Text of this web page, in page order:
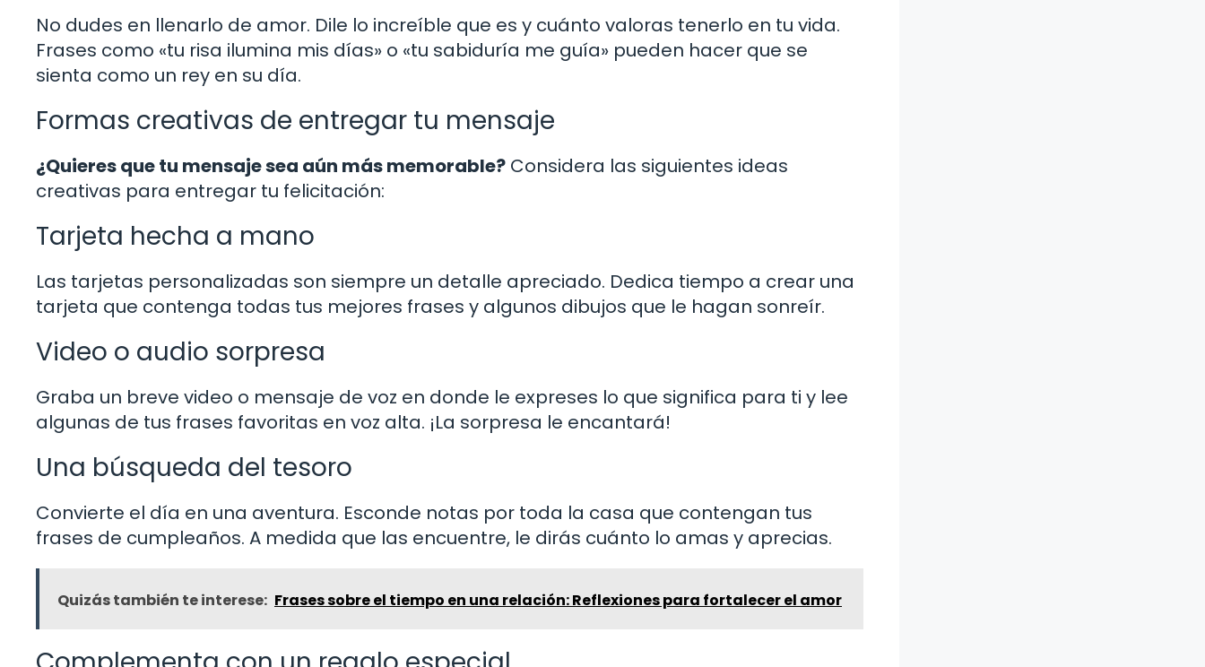
No dudes en llenarlo de amor. Dile lo increíble que es y cuánto valoras tenerlo en tu vida.
Frases como «tu risa ilumina mis días» o «tu sabiduría me guía» pueden hacer que se
sienta como un rey en su día.
Formas creativas de entregar tu mensaje
¿Quieres que tu mensaje sea aún más memorable? Considera las siguientes ideas
creativas para entregar tu felicitación:
Tarjeta hecha a mano
Las tarjetas personalizadas son siempre un detalle apreciado. Dedica tiempo a crear una
tarjeta que contenga todas tus mejores frases y algunos dibujos que le hagan sonreír.
Video o audio sorpresa
Graba un breve video o mensaje de voz en donde le expreses lo que significa para ti y lee
algunas de tus frases favoritas en voz alta. ¡La sorpresa le encantará!
Una búsqueda del tesoro
Convierte el día en una aventura. Esconde notas por toda la casa que contengan tus
frases de cumpleaños. A medida que las encuentre, le dirás cuánto lo amas y aprecias.
Quizás también te interese: Frases sobre el tiempo en una relación: Reflexiones para fortalecer el amor